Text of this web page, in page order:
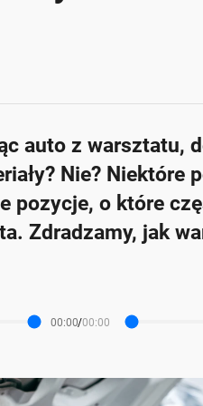
może zawierać błędy.
często
jak dolewki płynów czy
wydatków.
azotem oraz ozonowanie
na dodatkowe wydatki,
auto z warsztatu,
Nie?
pozycje, o które
Zdradzamy, jak
00:00/00:00